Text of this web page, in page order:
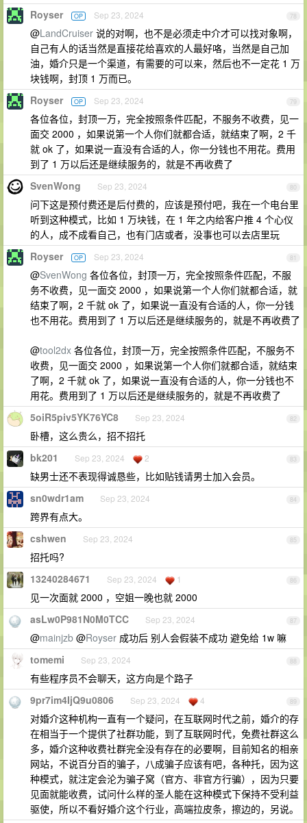
78
Royser OP Sep 23, 2024
@LandCruiser 说的对啊，也不是必须走中介才可以找对象啊，
自己有人的话当然是直接花给喜欢的人最好咯，当然是自己加
油，婚介只是一个渠道，有需要的可以来，然后也不一定花 1 万
块钱啊，封顶 1 万而已。
79
Royser OP Sep 23, 2024
各位各位，封顶一万，完全按照条件匹配，不服务不收费，见一
面交 2000 ，如果说第一个人你们就都合适，就结束了啊，2 千
就 ok 了，如果说一直没有合适的人，你一分钱也不用花。费用
到了 1 万以后还是继续服务的，就是不再收费了
80
SvenWong Sep 23, 2024
问下这是预付费还是后付费的，应该是预付吧，我在一个电台里
听到这种模式，比如 1 万块钱，在 1 年之内给客户推 4 个心仪
的人，成不成看自己，也有门店或者，没事也可以去店里玩
81
Royser OP Sep 23, 2024
@SvenWong 各位各位，封顶一万，完全按照条件匹配，不服
务不收费，见一面交 2000 ，如果说第一个人你们就都合适，就
结束了啊，2 千就 ok 了，如果说一直没有合适的人，你一分钱
也不用花。费用到了 1 万以后还是继续服务的，就是不再收费了
@tool2dx 各位各位，封顶一万，完全按照条件匹配，不服务不
收费，见一面交 2000 ，如果说第一个人你们就都合适，就结束
了啊，2 千就 ok 了，如果说一直没有合适的人，你一分钱也不
用花。费用到了 1 万以后还是继续服务的，就是不再收费了
82
5oiR5piv5YK76YC8 Sep 23, 2024
卧槽，这么贵么，招不招托
83
bk201 Sep 23, 2024 2
缺男士还不表现得诚恳些，比如贴钱请男士加入会员。
84
sn0wdr1am Sep 23, 2024
跨界有点大。
85
cshwen Sep 23, 2024
招托吗?
86
13240284671 Sep 23, 2024 1
见一次面就 2000 ，空姐一晚也就 2000
87
asLw0P981N0M0TCC Sep 23, 2024
@mainjzb @Royser 成功后 别人会假装不成功 避免给 1w 嘛
88
tomemi Sep 23, 2024
有些程序员不会聊天，这方向是个路子
89
9pr7im4IjQ9u0806 Sep 23, 2024 4
对婚介这种机构一直有一个疑问，在互联网时代之前，婚介的存
在相当于一个提供了社群功能，到了互联网时代，免费社群这么
多，婚介这种收费社群完全没有存在的必要啊，目前知名的相亲
网站，不说百分百的骗子，八成骗子应该有吧，各种托，因为这
种模式，就注定会沦为骗子窝（官方、非官方行骗），因为只要
见面就能收费，试问什么样的圣人能在这种模式下保持不受利益
驱使，所以不看好婚介这个行业，高端拉皮条，擦边的，另说。